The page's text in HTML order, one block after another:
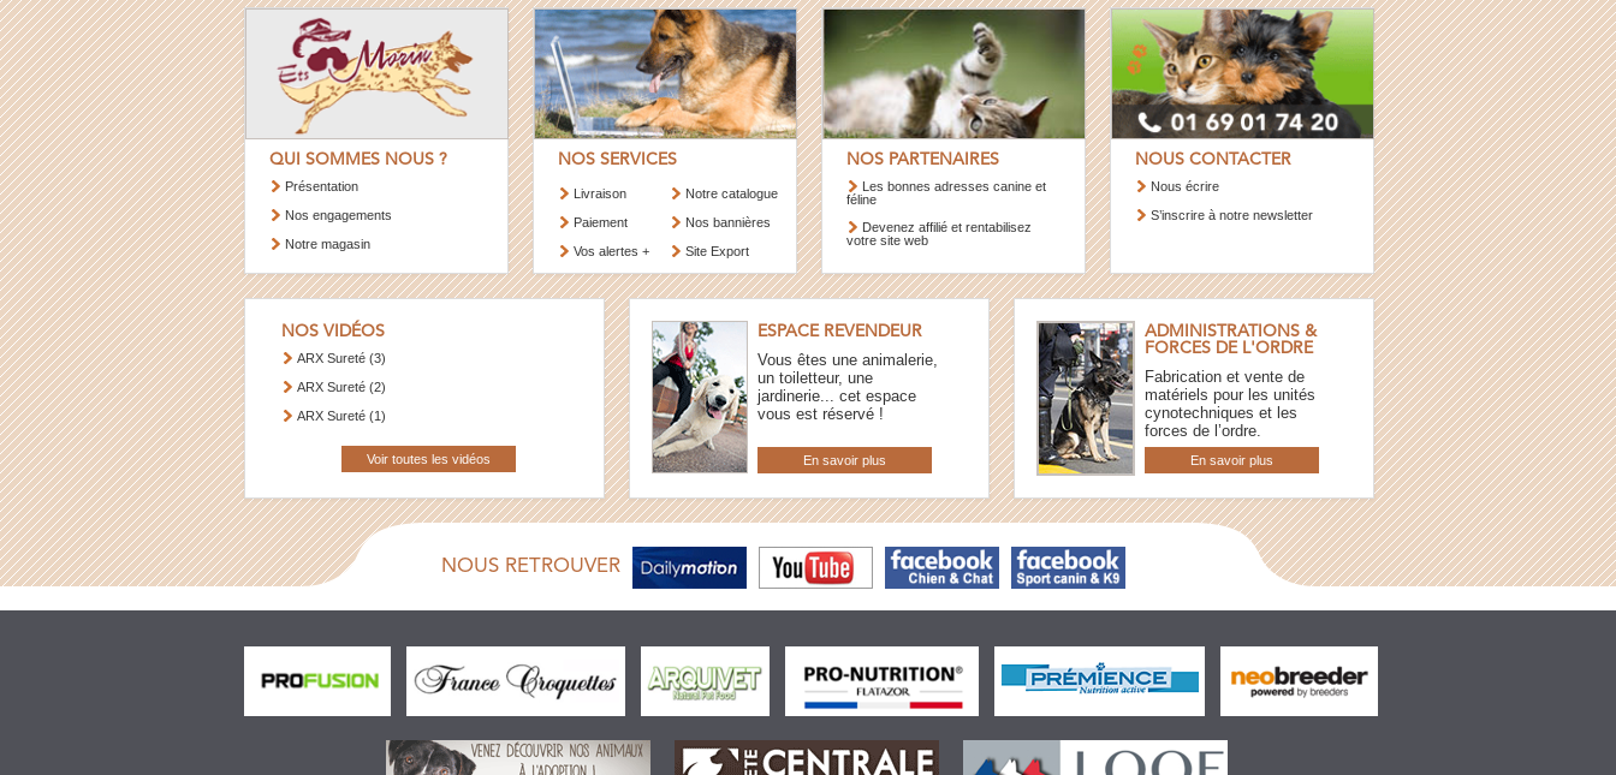
QUI SOMMES NOUS ?
Présentation
Nos engagements
Notre magasin
NOS SERVICES
Livraison
Paiement
Vos alertes +
Notre catalogue
Nos bannières
Site Export
NOS PARTENAIRES
Les bonnes adresses canine et
féline
Devenez affilié et rentabilisez
votre site web
NOUS CONTACTER
Nous écrire
S’inscrire à notre newsletter
NOS VIDÉOS
ARX Sureté (3)
ARX Sureté (2)
ARX Sureté (1)
Voir toutes les vidéos
ESPACE REVENDEUR
Vous êtes une animalerie,
un toiletteur, une
jardinerie... cet espace
vous est réservé !
En savoir plus
ADMINISTRATIONS &
FORCES DE L'ORDRE
Fabrication et vente de
matériels pour les unités
cynotechniques et les
forces de l’ordre.
En savoir plus
NOUS RETROUVER